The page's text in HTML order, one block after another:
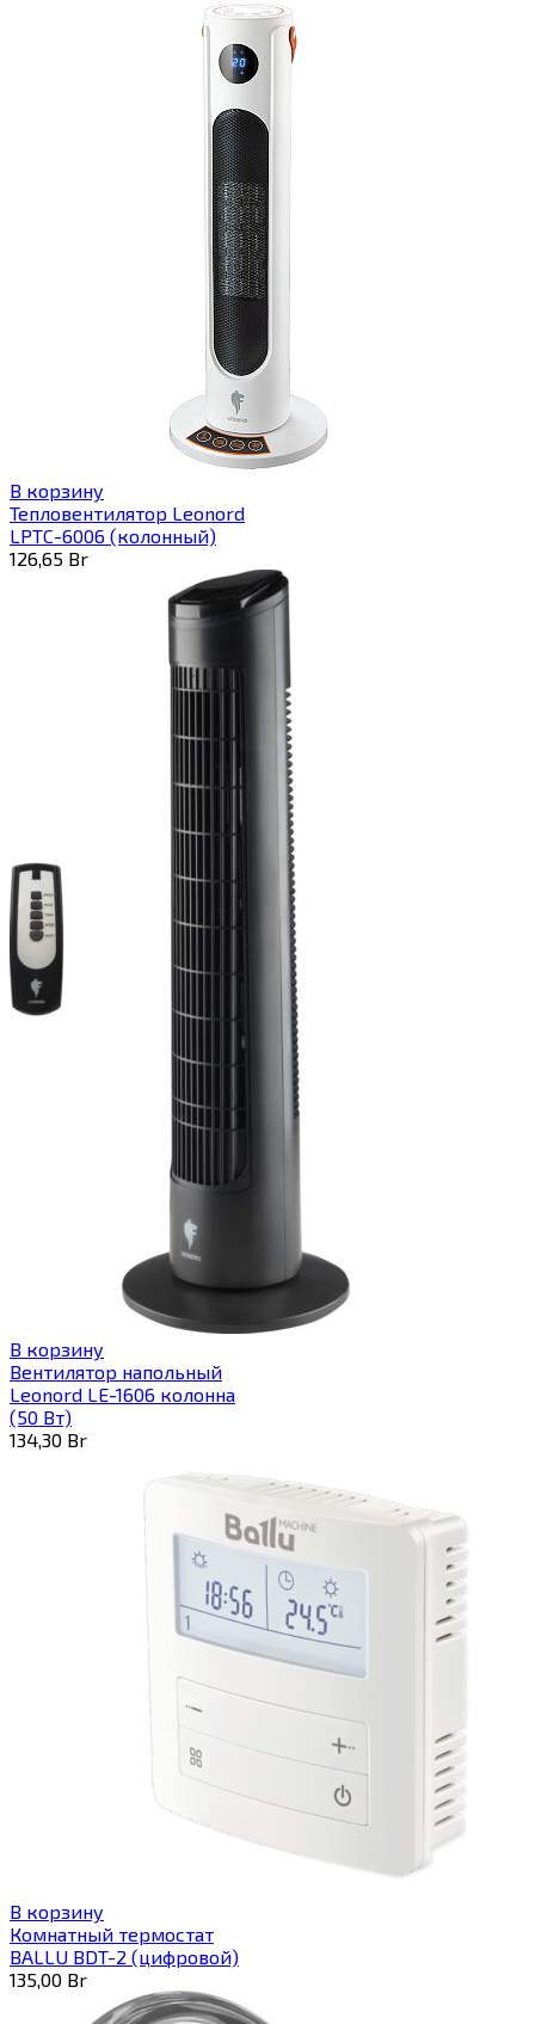
В корзину
Тепловентилятор Leonord
LPTC-6006 (колонный)
126,65 Br
В корзину
Вентилятор напольный
Leonord LE-1606 колонна
(50 Вт)
134,30 Br
В корзину
Комнатный термостат
BALLU BDT-2 (цифровой)
135,00 Br